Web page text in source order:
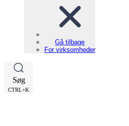
Gå tilbage
For virksomheder
Søg
CTRL+K